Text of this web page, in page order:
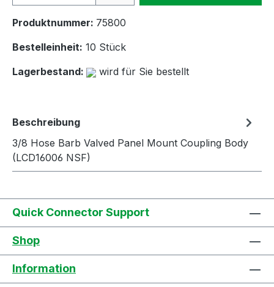
Produktnummer: 75800
Bestelleinheit: 10 Stück
Lagerbestand:
wird für Sie bestellt
Beschreibung
3/8 Hose Barb Valved Panel Mount Coupling Body
(LCD16006 NSF)
Quick Connector Support
Shop
Information